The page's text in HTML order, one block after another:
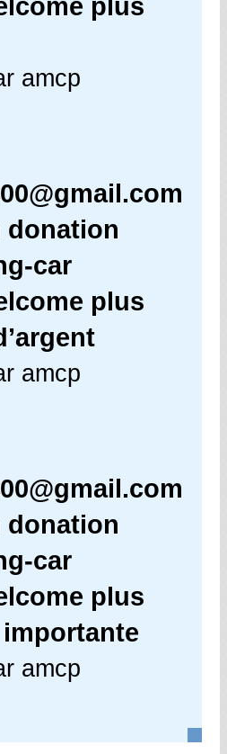
amcp
donation
car
plus
amcp
donation
car
plus
importante
amcp